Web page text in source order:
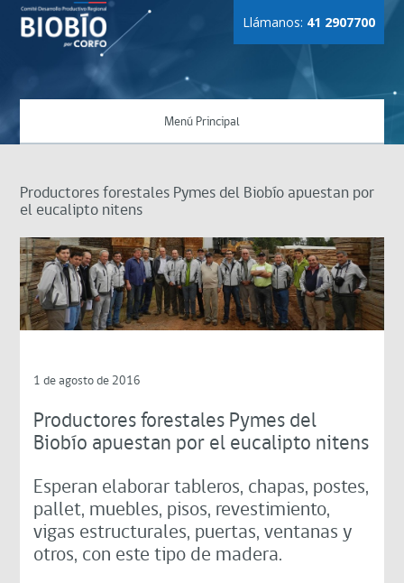
Llámanos: 41 2907700
Menú Principal
Productores forestales Pymes del Biobío apuestan por
el eucalipto nitens
1 de agosto de 2016
Productores forestales Pymes del
Biobío apuestan por el eucalipto nitens
Esperan elaborar tableros, chapas, postes,
pallet, muebles, pisos, revestimiento,
vigas estructurales, puertas, ventanas y
otros, con este tipo de madera.